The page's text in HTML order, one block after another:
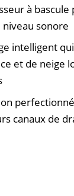
à bascule
sonore
intelligent
et de neige
canaux de